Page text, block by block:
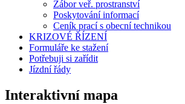
Zábor veř. prostranství
Poskytování informací
Ceník prací s obecní technikou
KRIZOVÉ ŘÍZENÍ
Formuláře ke stažení
Potřebuji si zařídit
Jízdní řády
Interaktivní mapa